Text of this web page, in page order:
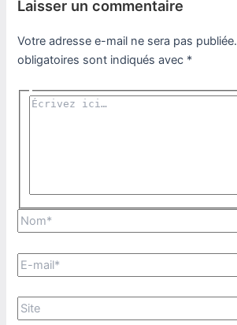
Laisser un commentaire
Votre adresse e-mail ne sera pas publiée.
obligatoires sont indiqués avec *
Écrivez
Nom*
E-
mail*
Site